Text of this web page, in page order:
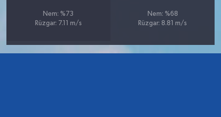
Nem: %73
Rüzgar: 7.11 m/s
Nem: %68
Rüzgar: 8.81 m/s